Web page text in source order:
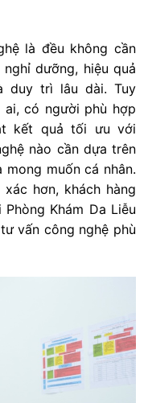
là đều không cần
dưỡng, hiệu quả
duy trì lâu dài. Tuy
ai, có người phù hợp
kết quả tối ưu với
nào cần dựa trên
muốn cá nhân.
hơn, khách hàng
Khám Da Liễu
vấn công nghệ phù